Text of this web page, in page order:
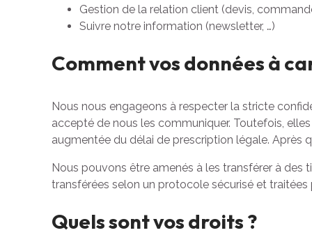
Gestion de la relation client (devis,
Suivre notre information (newsletter, …)
Comment vos données à
Nous nous engageons à respecter la stricte
accepté de nous les communiquer. Toutefois,
augmentée du délai de prescription légale. Après
Nous pouvons être amenés à les transférer à des
transférées selon un protocole sécurisé et
Quels sont vos droits ?